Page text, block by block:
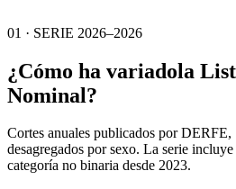
01 · SERIE 2026–2026
¿Cómo ha variadola
Nominal?
Cortes anuales publicados por DERFE,
desagregados por sexo. La serie incluye
categoría no binaria desde 2023.